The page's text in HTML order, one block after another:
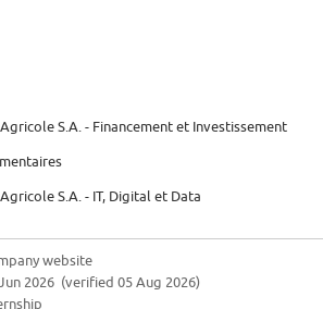
S.A. - Financement et Investissement
S.A. - IT, Digital et Data
Bonds H/F
website
2026 (verified 05 Aug 2026)